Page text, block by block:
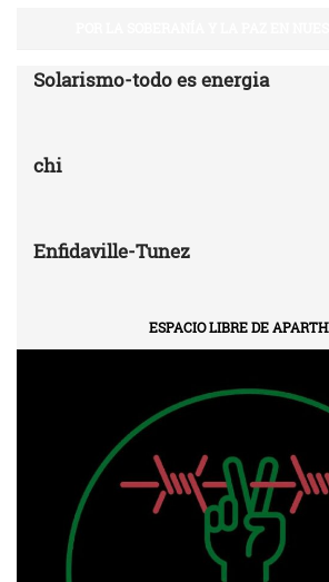
Solarismo-todo es energia
chi
Enfidaville-Tunez
ESPACIO LIBRE DE